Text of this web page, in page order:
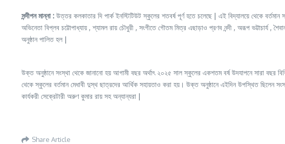
সন্দীপন মান্না : উত্তর কলকাতার দি পার্ক ইনস্টিটিউট স্কুলের শতবর্ষ পূর্ণ হতে চলেছে | এই বিদ্যালয়ে থেকে
অভিনেতা বিপ্লব চট্টোপাধ্যায় , শ্যামল রায় চৌধুরী , সংগীতে গৌতম মিত্র এছাড়াও প্রণব নন্দী , অরূপ ভট্টাচার্য ,
অনুষ্ঠান পালিত হল |
উক্ত অনুষ্ঠানে সংস্থা থেকে জানানো হয় আগামী বছর অর্থাৎ ২০২৫ সাল স্কুলের একশতম বর্ষ উদযাপনে সারা বছর
থেকে স্কুলের বর্তমান মেধাবী দুস্থ ছাত্রদের আর্থিক সহায়তাও করা হয়। উক্ত অনুষ্ঠানে এইদিন উপস্থিত ছিলেন
কার্যকরী সেক্রেটারী অরুণ কুমার রায় সহ অন্যান্যরা |
Share Article